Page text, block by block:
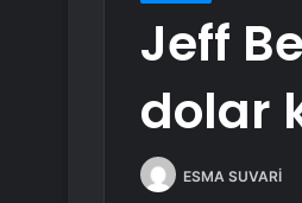
Jeff
dolar
ESMA SUVARİ